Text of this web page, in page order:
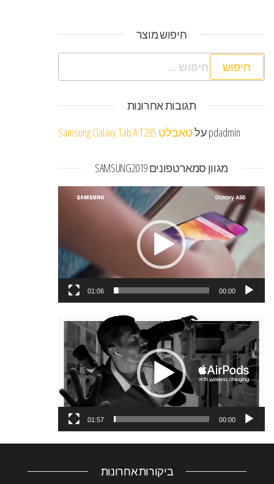
חיפוש מוצר
חיפוש:
תגובות אחרונות
pdadminעלטאבלט Samsung Galaxy Tab A T285
מגוון סמארטפונים SAMSUNG2019
נגן
וידאו
00:00
01:06
נגן
וידאו
00:00
01:57
ביקורות אחרונות